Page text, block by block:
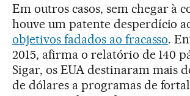
Em outros casos, sem chegar à
houve um patente desperdício
objetivos fadados ao fracasso.
2015, afirma o relatório de 140
Sigar, os EUA destinaram mais
de dólares a programas de